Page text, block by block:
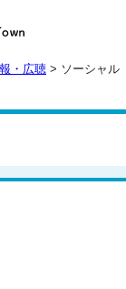
・広聴 > ソーシャル